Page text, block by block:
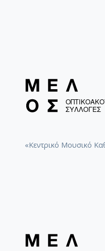
«Κεντρικό Μουσικό